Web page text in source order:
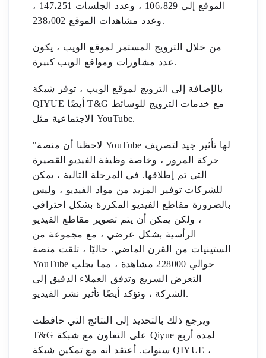
الموقع إلى 106،829 ، وعدد الجلسات 147،251 ،
وعدد مشاهدات الموقع 238،002.
من خلال الترويج المستمر لموقع الويب ، يكون
عدد مشاورات ومواقع الويب كبيرة.
بالإضافة إلى الترويج لموقع الويب ، توفر شبكة
QIYUE أيضًا T&G مع خدمات الترويج للوسائط
الاجتماعية مثل YouTube.
"لاحظنا أن منصة YouTube لها تأثير جيد لتصريف
حركة المرور ، وخاصة وظيفة الفيديو القصيرة
التي تم إطلاقها. في المرحلة التالية ، يمكن
للشركات توفير المزيد من مواد الفيديو ، وليس
بالضرورة مقاطع الفيديو المكررة بشكل احترافي
، ولكن يمكن أن يتم تصوير مقاطع الفيديو
الرأسية بشكل عرضي ، مع مجموعة من
الستينيات من القرن الماضي. حاليًا ، تلقت منصة
YouTube حوالي 228000 مشاهدة ، مما يجلب
التعرض السريع وتدفق العملاء الدقيق إلى
الشركة ، وتؤكد أيضًا تأثير نشر الفيديو.
ويرجع ذلك بالتحديد إلى النتائج التي حافظت
T&G على التعاون مع شبكة Qiyue لمدة أربع
سنوات. أعتقد أنه مع تمكين شبكة QIYUE ،